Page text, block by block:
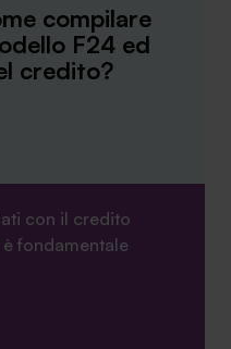
compilare
F24 ed
credito?
con il credito
fondamentale